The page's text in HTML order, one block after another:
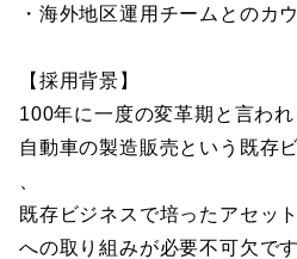
・海外地区運用チームとのカ
【採用背景】
100年に一度の変革期と言われ
自動車の製造販売という既存
既存ビジネスで培ったアセッ
への取り組みが必要不可欠です